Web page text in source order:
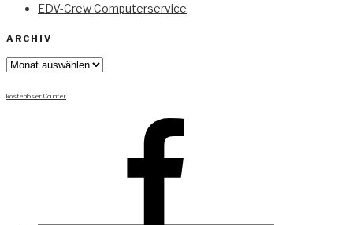
EDV-Crew Computerservice
ARCHIV
Archiv
kostenloser Counter